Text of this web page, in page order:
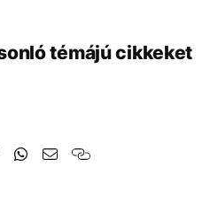
témájú cikkeket